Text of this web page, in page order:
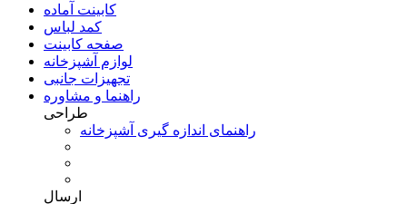
کابینت آماده
کمد لباس
صفحه کابینت
لوازم آشپزخانه
تجهیزات جانبی
راهنما و مشاوره
طراحی
راهنمای اندازه گیری آشپزخانه
ارسال